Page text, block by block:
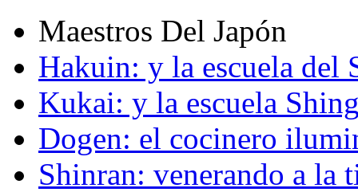
Maestros Del Japón
Hakuin: y la escuela del
Kukai: y la escuela
Dogen: el cocinero
Shinran: venerando a la